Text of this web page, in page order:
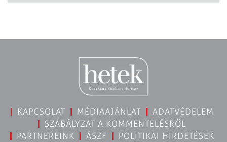
KAPCSOLAT MÉDIAAJÁNLAT
ADATVÉDELEM
SZABÁLYZAT A KOMMENTELÉSRŐL
PARTNEREINK
ÁSZF
POLITIKAI HIRDETÉSEK